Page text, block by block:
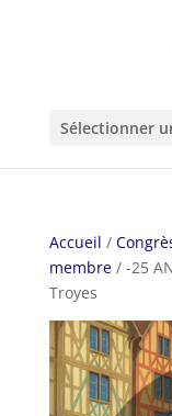
Sélectionner
Accueil /
membre/ -25
Troyes